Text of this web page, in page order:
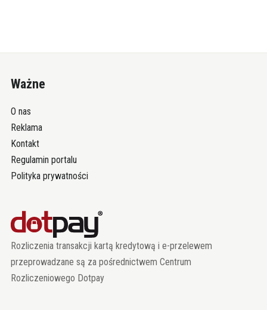
Ważne
O nas
Reklama
Kontakt
Regulamin portalu
Polityka prywatności
Rozliczenia transakcji kartą kredytową i e-przelewem
przeprowadzane są za pośrednictwem Centrum
Rozliczeniowego Dotpay